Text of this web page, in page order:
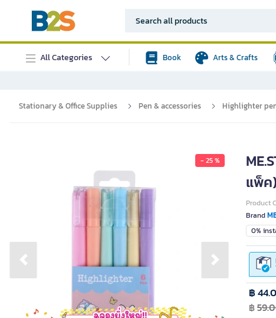
All Categories Book Arts & Crafts
Stationary & Office Supplies Pen & accessories Highlighter
- 25 %
Previous slide Next slide
แพ็ค
Product
Brand
0%
฿
฿